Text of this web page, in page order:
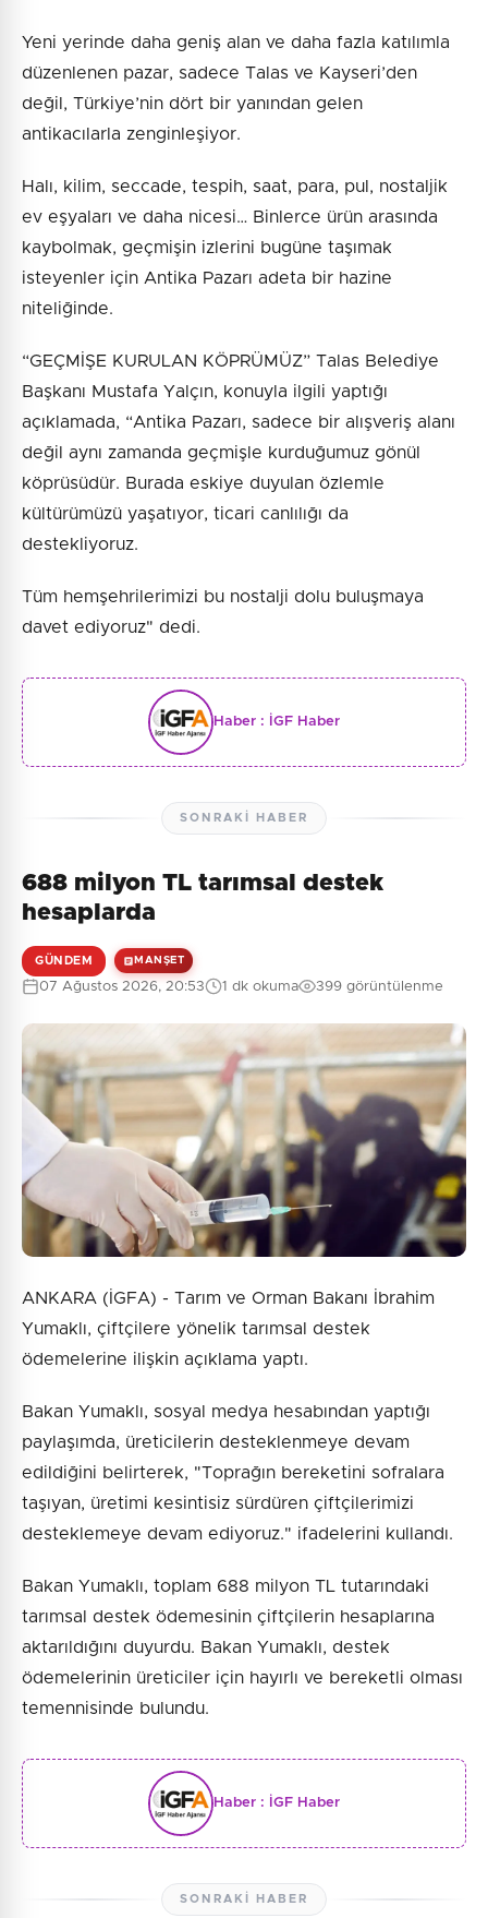
Yeni yerinde daha geniş alan ve daha fazla katılımla
düzenlenen pazar, sadece Talas ve Kayseri’den
değil, Türkiye’nin dört bir yanından gelen
antikacılarla zenginleşiyor.
Halı, kilim, seccade, tespih, saat, para, pul, nostaljik
ev eşyaları ve daha nicesi… Binlerce ürün arasında
kaybolmak, geçmişin izlerini bugüne taşımak
isteyenler için Antika Pazarı adeta bir hazine
niteliğinde.
“GEÇMİŞE KURULAN KÖPRÜMÜZ” Talas Belediye
Başkanı Mustafa Yalçın, konuyla ilgili yaptığı
açıklamada, “Antika Pazarı, sadece bir alışveriş alanı
değil aynı zamanda geçmişle kurduğumuz gönül
köprüsüdür. Burada eskiye duyulan özlemle
kültürümüzü yaşatıyor, ticari canlılığı da
destekliyoruz.
Tüm hemşehrilerimizi bu nostalji dolu buluşmaya
davet ediyoruz" dedi.
Haber : İGF Haber
SONRAKI HABER
688 milyon TL tarımsal destek
hesaplarda
GÜNDEM MANŞET
07 Ağustos 2026, 20:53 1 dk okuma 399 görüntülenme
ANKARA (İGFA) - Tarım ve Orman Bakanı İbrahim
Yumaklı, çiftçilere yönelik tarımsal destek
ödemelerine ilişkin açıklama yaptı.
Bakan Yumaklı, sosyal medya hesabından yaptığı
paylaşımda, üreticilerin desteklenmeye devam
edildiğini belirterek, "Toprağın bereketini sofralara
taşıyan, üretimi kesintisiz sürdüren çiftçilerimizi
desteklemeye devam ediyoruz." ifadelerini kullandı.
Bakan Yumaklı, toplam 688 milyon TL tutarındaki
tarımsal destek ödemesinin çiftçilerin hesaplarına
aktarıldığını duyurdu. Bakan Yumaklı, destek
ödemelerinin üreticiler için hayırlı ve bereketli olması
temennisinde bulundu.
Haber : İGF Haber
SONRAKI HABER